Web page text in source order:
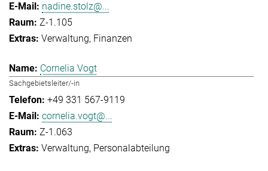
nadine.stolz@...
Z-1.105
Verwaltung Finanzen
Cornelia Vogt
Sachgebietsleiter/-in
+49 331 567-9119
cornelia.vogt@...
Z-1.063
Verwaltung Personalabteilung